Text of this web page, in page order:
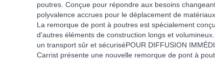
poutres. Conçue pour répondre aux besoins
polyvalence accrues pour le déplacement de
La remorque de pont à poutres est spécialement
d'autres éléments de construction longs et
un transport sûr et sécuriséPOUR DIFFUSION
Carrist présente une nouvelle remorque de pont à